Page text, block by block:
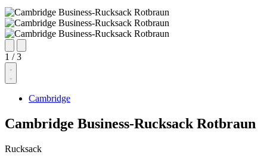
1 / 3
Cambridge
Cambridge Business-Rucksack Rotbraun
Rucksack